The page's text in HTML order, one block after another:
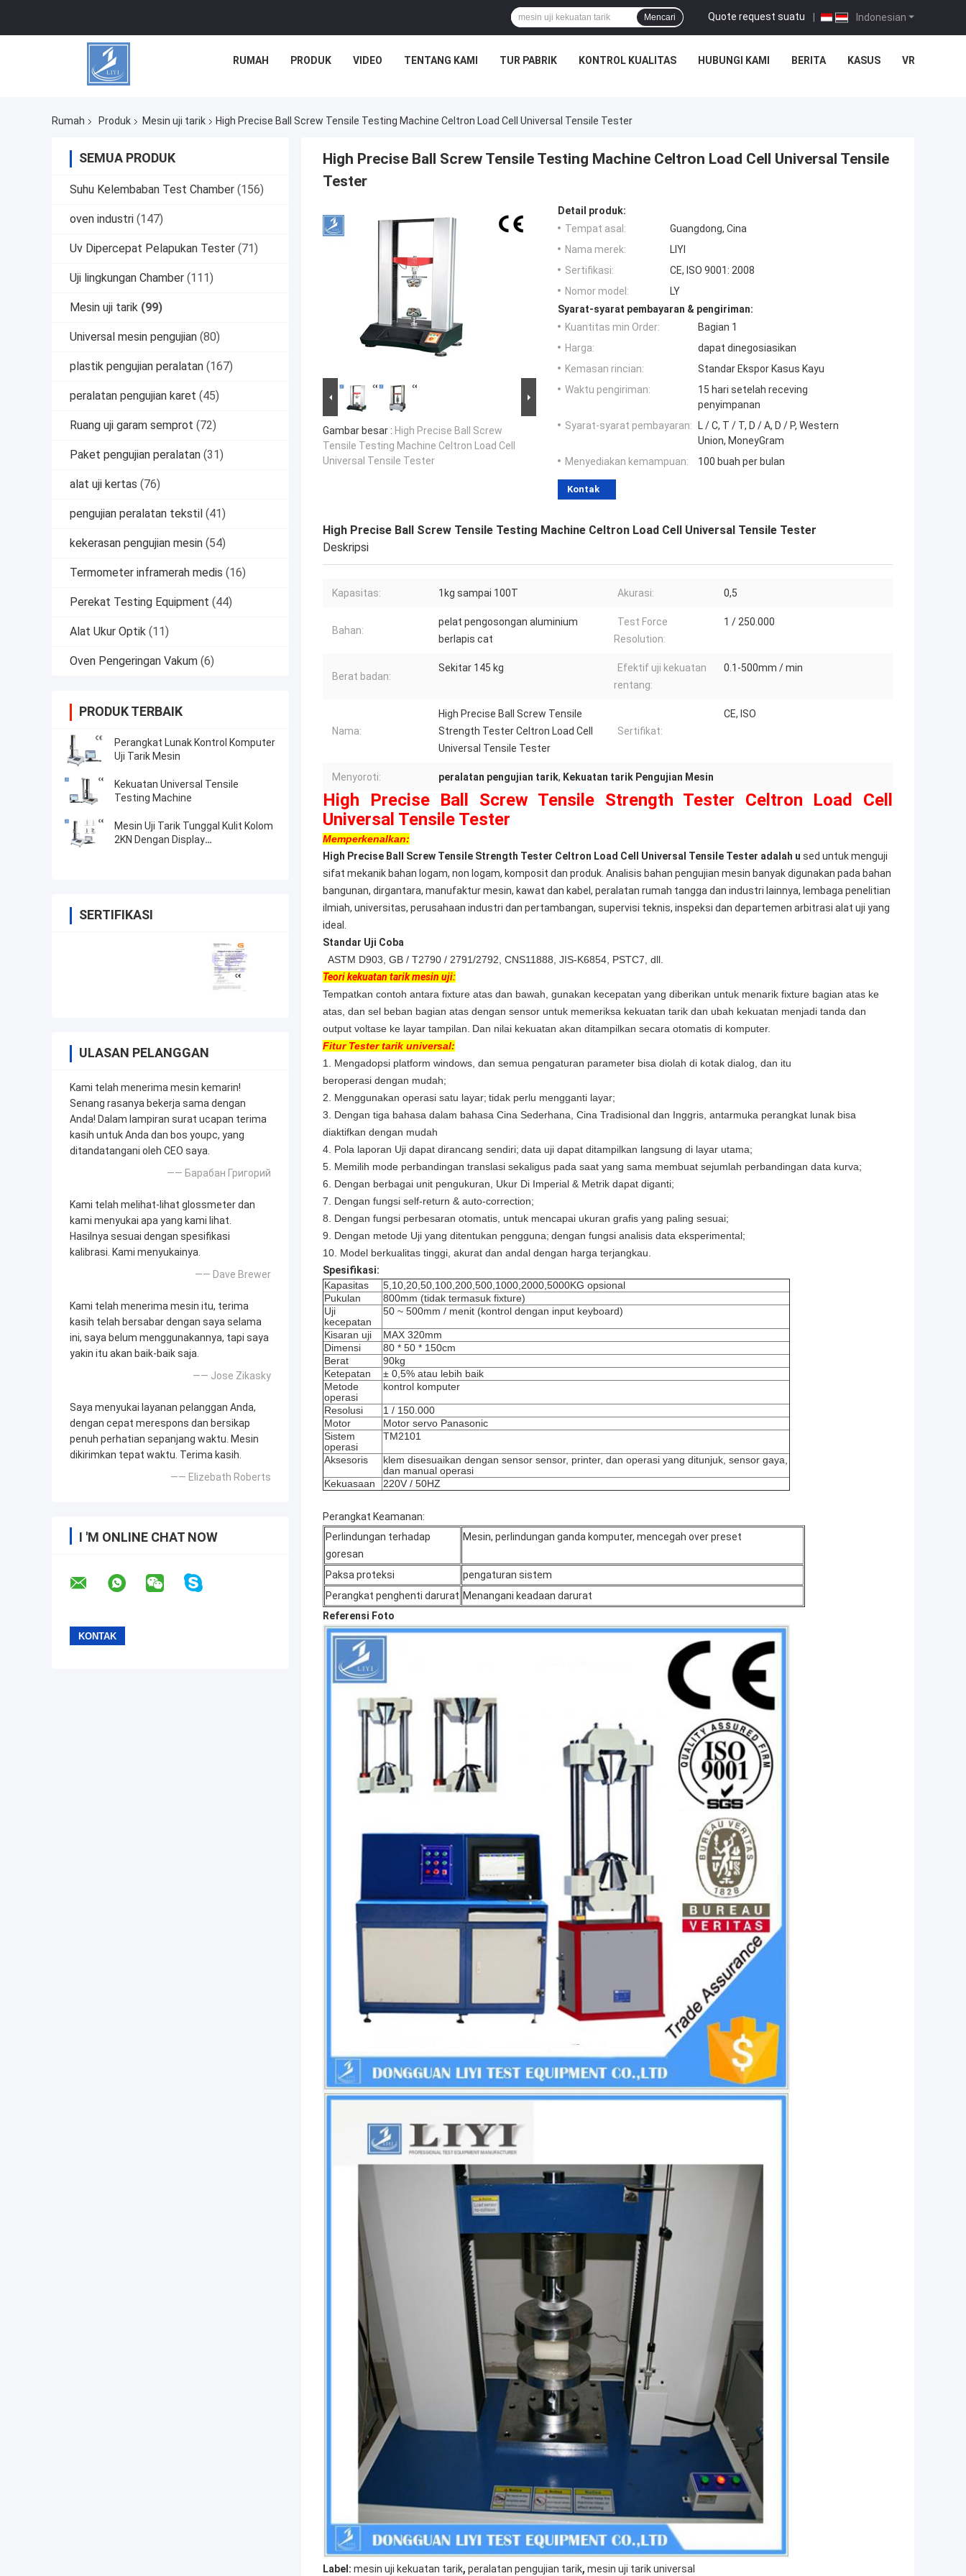
Indonesian
Quote request suatu |
Mencari
RUMAH PRODUK VIDEO TENTANG KAMI TUR PABRIK KONTROL KUALITAS HUBUNGI KAMI BERITA KASUS VR
Rumah Produk Mesin uji tarik High Precise Ball Screw Tensile Testing Machine Celtron Load Cell Universal Tensile Tester
SEMUA PRODUK
Suhu Kelembaban Test Chamber (156)
oven industri (147)
Uv Dipercepat Pelapukan Tester (71)
Uji lingkungan Chamber (111)
Mesin uji tarik (99)
Universal mesin pengujian (80)
plastik pengujian peralatan (167)
peralatan pengujian karet (45)
Ruang uji garam semprot (72)
Paket pengujian peralatan (31)
alat uji kertas (76)
pengujian peralatan tekstil (41)
kekerasan pengujian mesin (54)
Termometer inframerah medis (16)
Perekat Testing Equipment (44)
Alat Ukur Optik (11)
Oven Pengeringan Vakum (6)
PRODUK TERBAIK
Perangkat Lunak Kontrol Komputer
Uji Tarik Mesin
Kekuatan Universal Tensile
Testing Machine
Mesin Uji Tarik Tunggal Kulit Kolom
2KN Dengan Display
SERTIFIKASI
ULASAN PELANGGAN
Kami telah menerima mesin kemarin!
Senang rasanya bekerja sama dengan
Anda! Dalam lampiran surat ucapan terima
kasih untuk Anda dan bos youpc, yang
ditandatangani oleh CEO saya.
—— Барабан Григорий
Kami telah melihat-lihat glossmeter dan
kami menyukai apa yang kami lihat.
Hasilnya sesuai dengan spesifikasi
kalibrasi. Kami menyukainya.
—— Dave Brewer
Kami telah menerima mesin itu, terima
kasih telah bersabar dengan saya selama
ini, saya belum menggunakannya, tapi saya
yakin itu akan baik-baik saja.
—— Jose Zikasky
Saya menyukai layanan pelanggan Anda,
dengan cepat merespons dan bersikap
penuh perhatian sepanjang waktu. Mesin
dikirimkan tepat waktu. Terima kasih.
—— Elizebath Roberts
I 'M ONLINE CHAT NOW
High Precise Ball Screw Tensile Testing Machine Celtron Load Cell Universal Tensile
Tester
Gambar besar : High Precise Ball Screw
Tensile Testing Machine Celtron Load Cell
Universal Tensile Tester
Detail produk:
Tempat asal:
Guangdong, Cina
Nama merek:
LIYI
Sertifikasi:
CE, ISO 9001: 2008
Nomor model:
LY
Syarat-syarat pembayaran & pengiriman:
Kuantitas min Order:
Bagian 1
Harga:
dapat dinegosiasikan
Kemasan rincian:
Standar Ekspor Kasus Kayu
Waktu pengiriman:
15 hari setelah receving
penyimpanan
Syarat-syarat pembayaran:
L / C, T / T, D / A, D / P, Western
Union, MoneyGram
Menyediakan kemampuan:
100 buah per bulan
Kontak
High Precise Ball Screw Tensile Testing Machine Celtron Load Cell Universal Tensile Tester
Deskripsi
Kapasitas: 1kg sampai 100T Akurasi: 0,5
Bahan:
pelat pengosongan aluminium
berlapis cat
Test Force
Resolution:
1 / 250.000
Berat badan:
Sekitar 145 kg
Efektif uji kekuatan
rentang:
0.1-500mm / min
Nama:
High Precise Ball Screw Tensile
Strength Tester Celtron Load Cell
Universal Tensile Tester
Sertifikat:
CE, ISO
Menyoroti: peralatan pengujian tarik, Kekuatan tarik Pengujian Mesin
High Precise Ball Screw Tensile Strength Tester Celtron Load Cell
Universal Tensile Tester
Memperkenalkan:
High Precise Ball Screw Tensile Strength Tester Celtron Load Cell Universal Tensile Tester adalah u sed untuk menguji
sifat mekanik bahan logam, non logam, komposit dan produk. Analisis bahan pengujian mesin banyak digunakan pada bahan
bangunan, dirgantara, manufaktur mesin, kawat dan kabel, peralatan rumah tangga dan industri lainnya, lembaga penelitian
ilmiah, universitas, perusahaan industri dan pertambangan, supervisi teknis, inspeksi dan departemen arbitrasi alat uji yang
ideal.
Standar Uji Coba
ASTM D903, GB / T2790 / 2791/2792, CNS11888, JIS-K6854, PSTC7, dll.
Teori kekuatan tarik mesin uji:
Tempatkan contoh antara fixture atas dan bawah, gunakan kecepatan yang diberikan untuk menarik fixture bagian atas ke
atas, dan sel beban bagian atas dengan sensor untuk memeriksa kekuatan tarik dan ubah kekuatan menjadi tanda dan
output voltase ke layar tampilan. Dan nilai kekuatan akan ditampilkan secara otomatis di komputer.
Fitur Tester tarik universal:
1. Mengadopsi platform windows, dan semua pengaturan parameter bisa diolah di kotak dialog, dan itu
beroperasi dengan mudah;
2. Menggunakan operasi satu layar; tidak perlu mengganti layar;
3. Dengan tiga bahasa dalam bahasa Cina Sederhana, Cina Tradisional dan Inggris, antarmuka perangkat lunak bisa
diaktifkan dengan mudah
4. Pola laporan Uji dapat dirancang sendiri; data uji dapat ditampilkan langsung di layar utama;
5. Memilih mode perbandingan translasi sekaligus pada saat yang sama membuat sejumlah perbandingan data kurva;
6. Dengan berbagai unit pengukuran, Ukur Di Imperial & Metrik dapat diganti;
7. Dengan fungsi self-return & auto-correction;
8. Dengan fungsi perbesaran otomatis, untuk mencapai ukuran grafis yang paling sesuai;
9. Dengan metode Uji yang ditentukan pengguna; dengan fungsi analisis data eksperimental;
10. Model berkualitas tinggi, akurat dan andal dengan harga terjangkau.
Spesifikasi:
Kapasitas
5,10,20,50,100,200,500,1000,2000,5000KG opsional
Pukulan
800mm (tidak termasuk fixture)
Uji
kecepatan
50 ~ 500mm / menit (kontrol dengan input keyboard)
Kisaran uji
MAX 320mm
Dimensi
80 * 50 * 150cm
Berat
90kg
Ketepatan
± 0,5% atau lebih baik
Metode
operasi
kontrol komputer
Resolusi
1 / 150.000
Motor
Motor servo Panasonic
Sistem
operasi
TM2101
Aksesoris
klem disesuaikan dengan sensor sensor, printer, dan operasi yang ditunjuk, sensor gaya,
dan manual operasi
Kekuasaan
220V / 50HZ
Perangkat Keamanan:
Perlindungan terhadap
goresan
Mesin, perlindungan ganda komputer, mencegah over preset
Paksa proteksi
pengaturan sistem
Perangkat penghenti darurat Menangani keadaan darurat
Referensi Foto
Label: mesin uji kekuatan tarik, peralatan pengujian tarik, mesin uji tarik universal